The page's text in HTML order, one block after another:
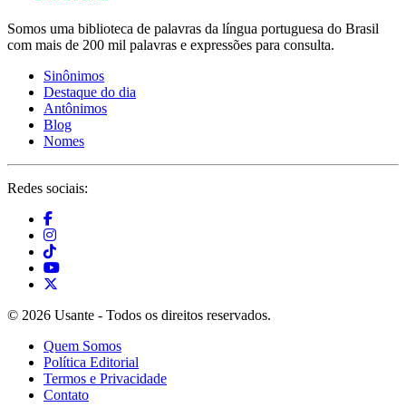
Somos uma biblioteca de palavras da língua portuguesa do Brasil
com mais de 200 mil palavras e expressões para consulta.
Sinônimos
Destaque do dia
Antônimos
Blog
Nomes
Redes sociais:
© 2026 Usante - Todos os direitos reservados.
Quem Somos
Política Editorial
Termos e Privacidade
Contato